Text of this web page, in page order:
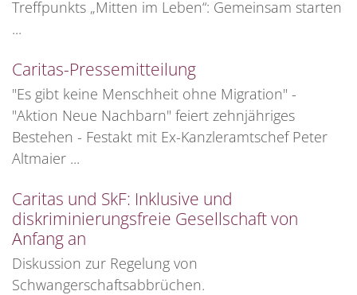
Treffpunkts „Mitten im Leben“: Gemeinsam starten
...
Caritas-Pressemitteilung
"Es gibt keine Menschheit ohne Migration" -
"Aktion Neue Nachbarn" feiert zehnjähriges
Bestehen - Festakt mit Ex-Kanzleramtschef Peter
Altmaier ...
Caritas und SkF: Inklusive und
diskriminierungsfreie Gesellschaft von
Anfang an
Diskussion zur Regelung von
Schwangerschaftsabbrüchen.